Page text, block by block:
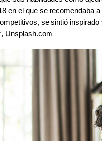
en el que se recomendaba
se sintió
Unsplash.com